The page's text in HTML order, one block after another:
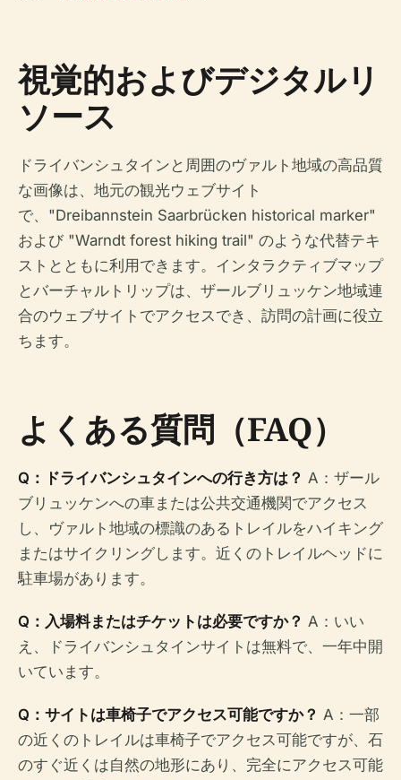
視覚的およびデジタルリ
ソース
ドライバンシュタインと周囲のヴァルト地域の高品質
な画像は、地元の観光ウェブサイト
で、"Dreibannstein Saarbrücken historical marker"
および "Warndt forest hiking trail" のような代替テキ
ストとともに利用できます。インタラクティブマップ
とバーチャルトリップは、ザールブリュッケン地域連
合のウェブサイトでアクセスでき、訪問の計画に役立
ちます。
よくある質問（FAQ）
Q：ドライバンシュタインへの行き方は？ A：ザール
ブリュッケンへの車または公共交通機関でアクセス
し、ヴァルト地域の標識のあるトレイルをハイキング
またはサイクリングします。近くのトレイルヘッドに
駐車場があります。
Q：入場料またはチケットは必要ですか？ A：いい
え、ドライバンシュタインサイトは無料で、一年中開
いています。
Q：サイトは車椅子でアクセス可能ですか？ A：一部
の近くのトレイルは車椅子でアクセス可能ですが、石
のすぐ近くは自然の地形にあり、完全にアクセス可能